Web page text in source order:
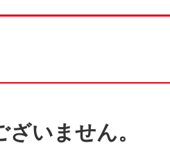
いません。